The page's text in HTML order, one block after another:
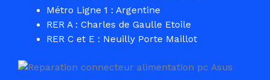
Métro Ligne 1 : Argentine
RER A : Charles de Gaulle Etoile
RER C et E : Neuilly Porte Maillot